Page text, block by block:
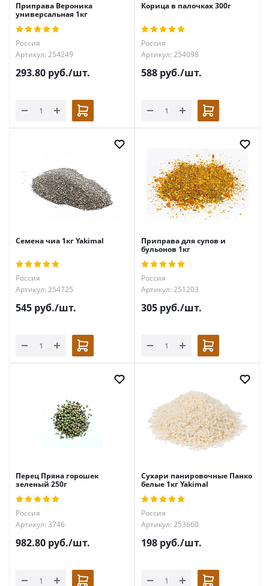
Приправа Вероника
универсальная 1кг
Россия
Артикул: 254249
293.80 руб./шт.
Корица в палочках 300г
Россия
Артикул: 254098
588 руб./шт.
Семена чиа 1кг Yakimal
Россия
Артикул: 254725
545 руб./шт.
Приправа для супов и
бульонов 1кг
Россия
Артикул: 251203
305 руб./шт.
Перец Пряна горошек
зеленый 250г
Россия
Артикул: 3746
982.80 руб./шт.
Сухари панировочные Панко
белые 1кг Yakimal
Россия
Артикул: 253660
198 руб./шт.